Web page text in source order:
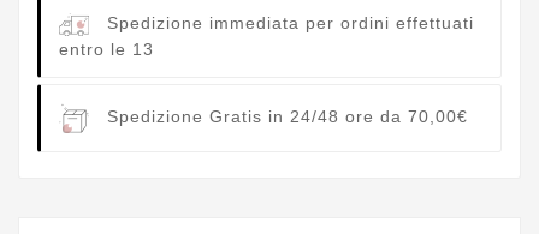
Spedizione immediata per ordini effettuati
entro le 13
Spedizione Gratis in 24/48 ore da 70,00€